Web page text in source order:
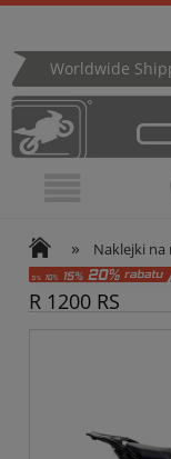
Worldwide
» Naklejki
R 1200 RS